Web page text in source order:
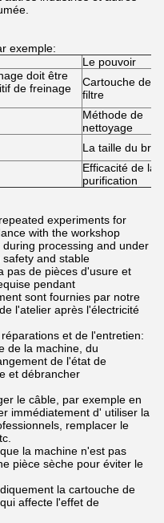
exemple:
Le pouvoir
doit être
de freinage
Cartouche de
filtre
Méthode de
nettoyage
La taille du bras
Efficacité de la
purification
experiments for
with the workshop
processing and under
and stable
pas de pièces d'usure et
pendant
sont fournies par notre
l'atelier après l'électricité
et de l'entretien:
de la machine, du
de l'état de
et débrancher
le câble, par exemple en
immédiatement d' utiliser la
remplacer le
la machine n'est pas
pièce sèche pour éviter le
la cartouche de
affecte l'effet de